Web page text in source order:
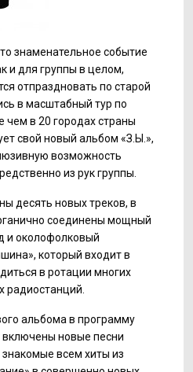
знаменательное событие
и для группы в целом,
отпраздновать по старой
в масштабный тур по
чем в 20 городах страны
свой новый альбом «З.Ы.»,
возможность
из рук группы.
десять новых треков, в
соединены мощный
и околофолковый
который входит в
в ротации многих
радиостанций.
альбома в программу
включены новые песни
всем хиты из